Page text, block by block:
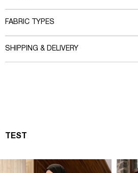
FABRIC TYPES
SHIPPING & DELIVERY
TEST